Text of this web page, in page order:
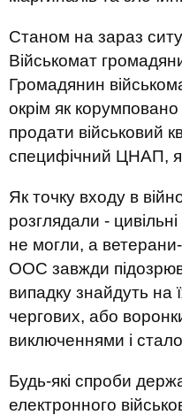
Станом на зараз
Військомат
Громадянин
окрім як корумповано
продати військовий
специфічний ЦНАП,
Як точку входу в
розглядали -
не могли, а
ООС завжди
випадку знайдуть на
чергових, або
виключеннями і
Будь-які спроби
електронного